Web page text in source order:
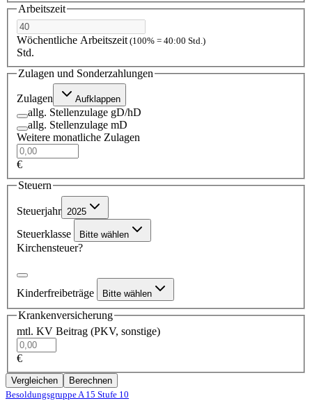
Arbeitszeit
Wöchentliche Arbeitszeit (100% = 40:00 Std.)
Std.
Zulagen und Sonderzahlungen
Zulagen Aufklappen
allg. Stellenzulage gD/hD
allg. Stellenzulage mD
Weitere monatliche Zulagen
€
Steuern
Steuerjahr 2025
Steuerklasse Bitte wählen
Kirchensteuer?
Kinderfreibeträge Bitte wählen
Krankenversicherung
mtl. KV Beitrag (PKV, sonstige)
€
Vergleichen
Berechnen
Besoldungsgruppe A 15 Stufe 10